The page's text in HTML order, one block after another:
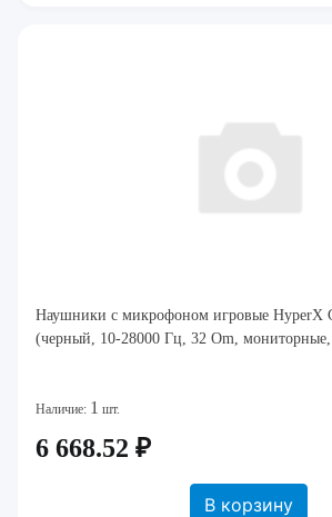
Наушники с микрофоном игровые HyperX
(черный, 10-28000 Гц, 32 Om,
Наличие: 1 шт.
6 668.52 ₽
В корзину